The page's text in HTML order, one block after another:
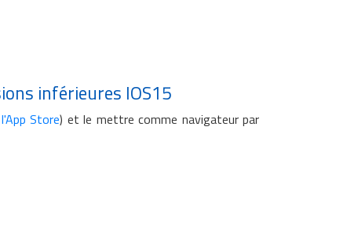
inférieures IOS15
l'App Store) et le mettre comme navigateur par